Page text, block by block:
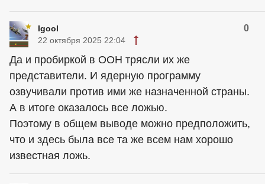
Igool 0
22 октября 2025 22:04
Да и пробиркой в ООН трясли их же
представители. И ядерную программу
озвучивали против ими же назначенной страны.
А в итоге оказалось все ложью.
Поэтому в общем выводе можно предположить,
что и здесь была все та же всем нам хорошо
известная ложь.